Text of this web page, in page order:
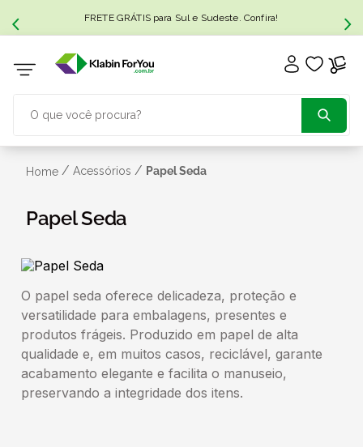
FRETE GRÁTIS para Sul e Sudeste. Confira!
Home / Acessórios / Papel Seda
Papel Seda
O papel seda oferece delicadeza, proteção e
versatilidade para embalagens, presentes e
produtos frágeis. Produzido em papel de alta
qualidade e, em muitos casos, reciclável, garante
acabamento elegante e facilita o manuseio,
preservando a integridade dos itens.
TERMOS MAIS BUSCADOS
3º caixa sedex
4 º caixas
5º transporte